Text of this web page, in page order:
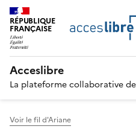
RÉPUBLIQUE
FRANÇAISE
Acceslibre
La plateforme collaborative
Voir le fil d'Ariane